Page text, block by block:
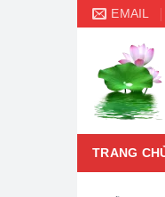
Skip
content
EMAIL
TRANG